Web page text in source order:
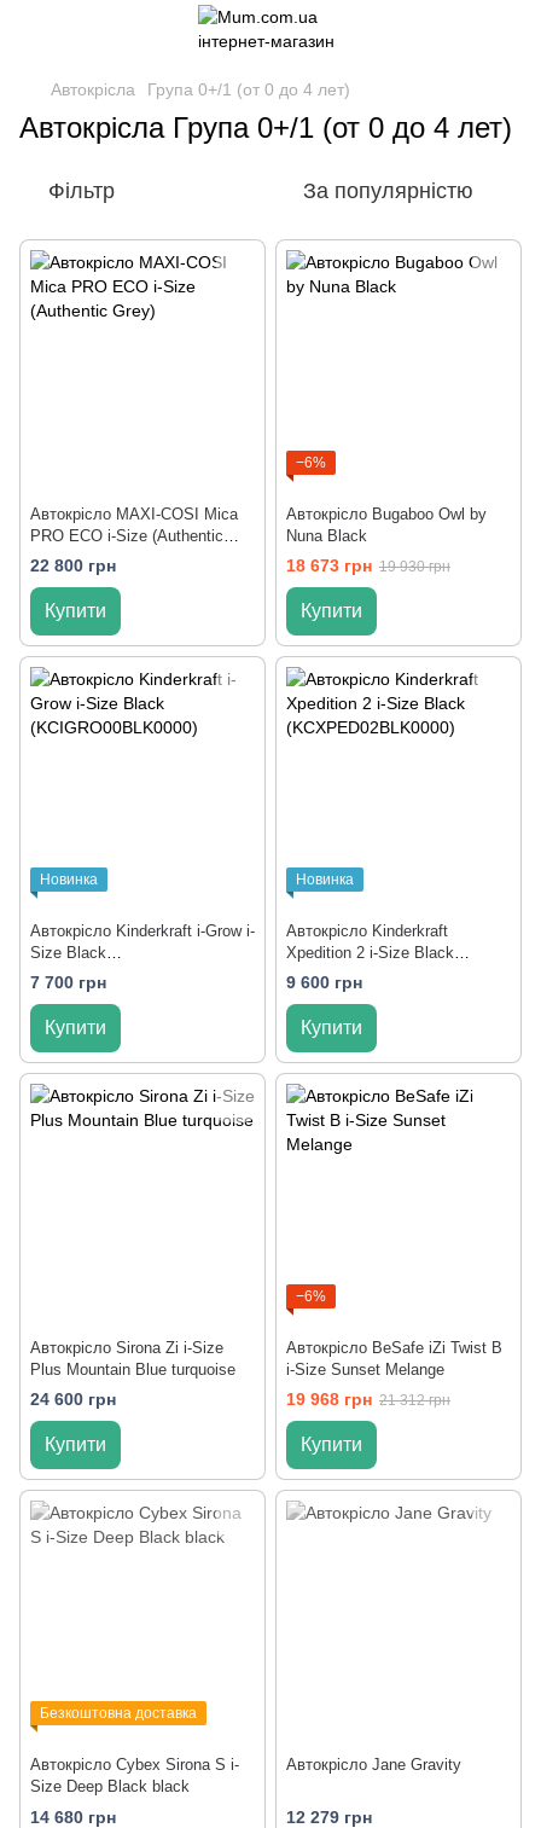
Автокрісла Група 0+/1 (от 0 до 4 лет)
Автокрісла Група 0+/1 (от 0 до 4 лет)
Фільтр За популярністю
Автокрісло MAXI-COSI Mica
PRO ECO i-Size (Authentic
Grey)
22 800 грн
Купити
−6%
Автокрісло Bugaboo Owl by
Nuna Black
18 673 грн 19 930 грн
Купити
Новинка
Автокрісло Kinderkraft i-Grow i-
Size Black
(KCIGRO00BLK0000)
7 700 грн
Купити
Новинка
Автокрісло Kinderkraft
Xpedition 2 i-Size Black
(KCXPED02BLK0000)
9 600 грн
Купити
Автокрісло Sirona Zi i-Size
Plus Mountain Blue turquoise
24 600 грн
Купити
−6%
Автокрісло BeSafe iZi Twist B
i-Size Sunset Melange
19 968 грн 21 312 грн
Купити
Безкоштовна доставка
Автокрісло Cybex Sirona S i-
Size Deep Black black
14 680 грн
Автокрісло Jane Gravity
12 279 грн